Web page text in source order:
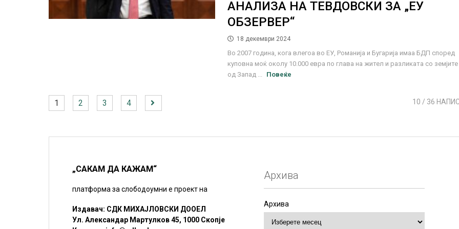
АНАЛИЗА НА ТЕВДОВСКИ ЗА „ЕУ
ОБЗЕРВЕР“
18 декември 2024
Во 2007 година, кога влегоа во ЕУ, Романија и Бугарија имаа БДП според
куповна моќ околу 10.000 евра по глава на жител и разликата со земјите
од Запад ...
Повеќе
1 2 3 4 10 / 36
„САКАМ ДА КАЖАМ“
платформа за слободоумни е проект на
Издавач: СДК МИХАЈЛОВСКИ ДООЕЛ
Ул. Александар Мартулков 45, 1000 Скопје
Архива
Архива